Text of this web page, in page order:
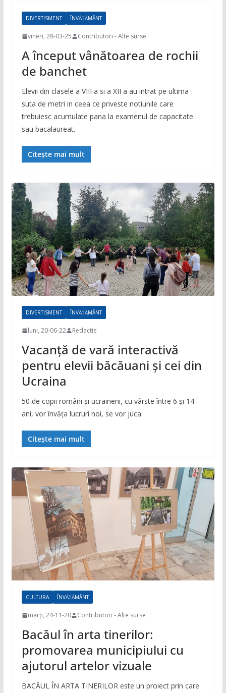
DIVERTISMENT ÎNVĂȚĂMÂNT
vineri, 28-03-25 Contributori - Alte surse
A început vânătoarea de rochii
de banchet
Elevii din clasele a VIII a si a XII a au intrat pe ultima
suta de metri in ceea ce priveste notiunile care
trebuiesc acumulate pana la examenul de capacitate
sau bacalaureat.
Citește mai mult
DIVERTISMENT ÎNVĂȚĂMÂNT
luni, 20-06-22 Redactie
Vacanță de vară interactivă
pentru elevii băcăuani și cei din
Ucraina
50 de copii români și ucraineni, cu vârste între 6 și 14
ani, vor învăța lucruri noi, se vor juca
Citește mai mult
CULTURA ÎNVĂȚĂMÂNT
marți, 24-11-20 Contributori - Alte surse
Bacăul în arta tinerilor:
promovarea municipiului cu
ajutorul artelor vizuale
BACĂUL ÎN ARTA TINERILOR este un proiect prin care